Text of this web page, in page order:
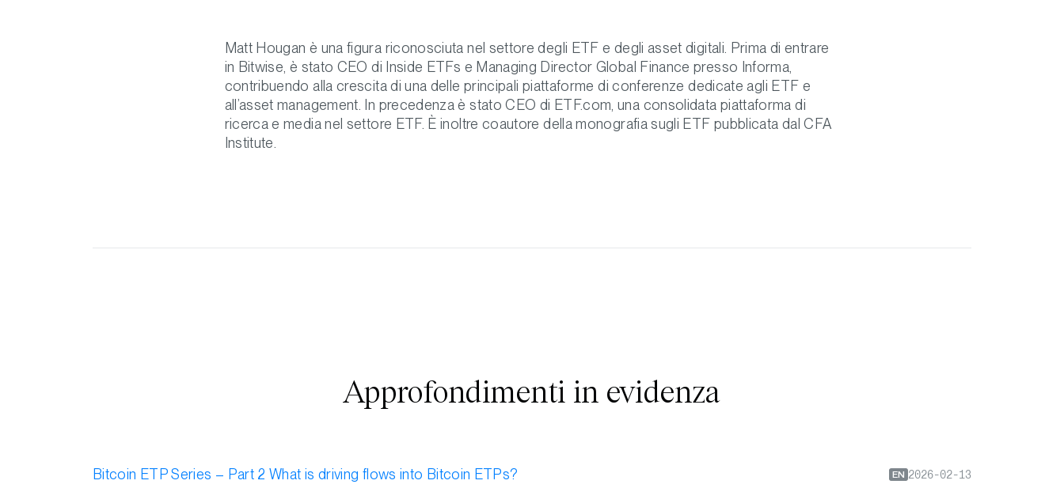
Matt Hougan è una figura riconosciuta nel settore degli ETF e degli asset digitali. Prima di entrare
in Bitwise, è stato CEO di Inside ETFs e Managing Director Global Finance presso Informa,
contribuendo alla crescita di una delle principali piattaforme di conferenze dedicate agli ETF e
all’asset management. In precedenza è stato CEO di ETF.com, una consolidata piattaforma di
ricerca e media nel settore ETF. È inoltre coautore della monografia sugli ETF pubblicata dal CFA
Institute.
Approfondimenti in evidenza
Bitcoin ETP Series – Part 2 What is driving flows into Bitcoin ETPs? EN 2026-02-13